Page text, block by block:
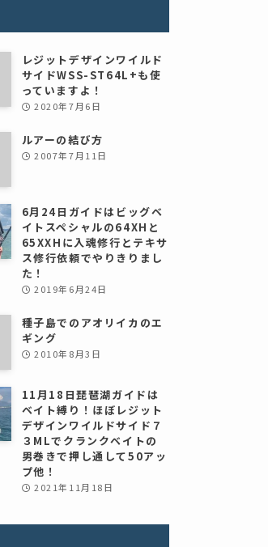
レジットデザインワイルド
サイドWSS-ST64L+も使
っていますよ！
2020年7月6日
ルアーの結び方
2007年7月11日
6月24日ガイドはビッグベ
イトスペシャルの64XHと
65XXHに入魂修行とテキサ
ス修行依頼でやりきりまし
た！
2019年6月24日
種子島でのアオリイカのエ
ギング
2010年8月3日
11月18日琵琶湖ガイドは
ベイト縛り！ほぼレジット
デザインワイルドサイド７
３MLでクランクベイトの
男巻きで押し通して50アッ
プ他！
2021年11月18日